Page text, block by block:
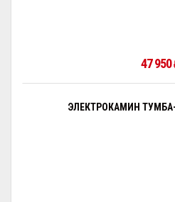
47 950
ЭЛЕКТРОКАМИН ТУМБА-